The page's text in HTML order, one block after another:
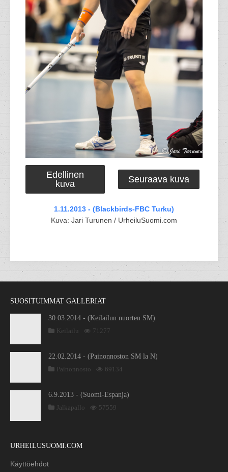
Edellinen
kuva
Seuraava kuva
1.11.2013 - (Blackbirds-FBC Turku)
Kuva: Jari Turunen / UrheiluSuomi.com
SUOSITUIMMAT GALLERIAT
30.03.2014 - (Keilailun nuorten SM)
Keilailu
71277
22.02.2014 - (Painonnoston SM la N)
Painonnosto
69134
6.9.2013 - (Suomi-Espanja)
Jalkapallo
57559
URHEILUSUOMI.COM
Käyttöehdot